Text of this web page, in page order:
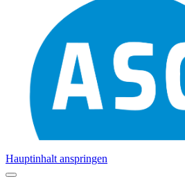
Hauptinhalt anspringen